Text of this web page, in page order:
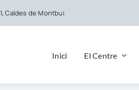
Caldes de Montbui
Inici El Centre